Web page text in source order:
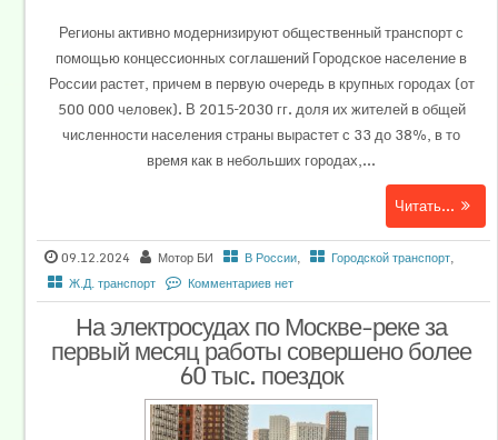
Регионы активно модернизируют общественный транспорт с
помощью концессионных соглашений Городское население в
России растет, причем в первую очередь в крупных городах (от
500 000 человек). В 2015–2030 гг. доля их жителей в общей
численности населения страны вырастет с 33 до 38%, в то
время как в небольших городах,...
Читать...
09.12.2024 Мотор БИ В России, Городской транспорт,
Ж.Д. транспорт
Комментариев нет
На электросудах по Москве-реке за
первый месяц работы совершено более
60 тыс. поездок